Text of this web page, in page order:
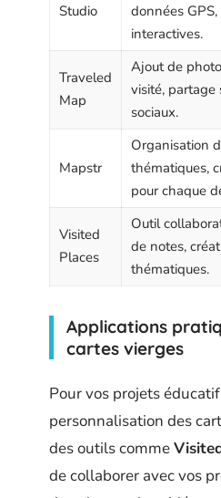
Studio
données
interactives.
Traveled
Map
Ajout de
visité, partage
sociaux.
Mapstr
Organisation
thématiques,
pour chaque
Visited
Places
Outil
de notes,
thématiques.
Applications
cartes vierges
Pour vos projets
personnalisation des
des outils comme
de collaborer avec vos